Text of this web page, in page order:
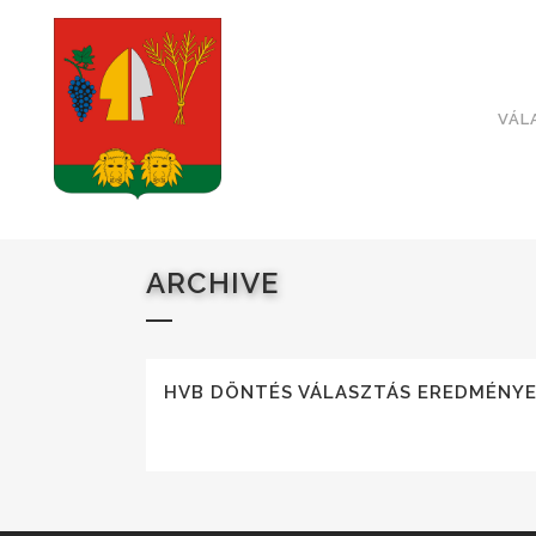
ARCHIVE
HVB DÖNTÉS VÁLASZTÁS EREDMÉNYE